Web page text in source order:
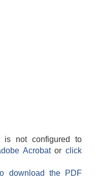
is not configured to
Acrobatorclick
download the PDF